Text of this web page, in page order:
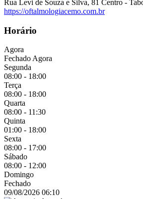
Rua Levi de Souza e Silva, 81 Centro -
https://oftalmologiacemo.com.br
Horário
Agora
Fechado Agora
Segunda
08:00 - 18:00
Terça
08:00 - 18:00
Quarta
08:00 - 11:30
Quinta
01:00 - 18:00
Sexta
08:00 - 17:00
Sábado
08:00 - 12:00
Domingo
Fechado
09/08/2026 06:10